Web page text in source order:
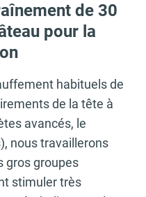
de 30
pour la
habituels de
de la tête à
avancés, le
nous travaillerons
gros groupes
stimuler très